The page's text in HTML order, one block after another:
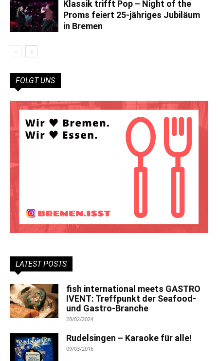
Klassik trifft Pop – Night of the
Proms feiert 25-jähriges Jubiläum
in Bremen
FOLGT UNS
LATEST POSTS
fish international meets GASTRO
IVENT: Treffpunkt der Seafood-
und Gastro-Branche
28/02/2024
Rudelsingen – Karaoke für alle!
09/03/2016